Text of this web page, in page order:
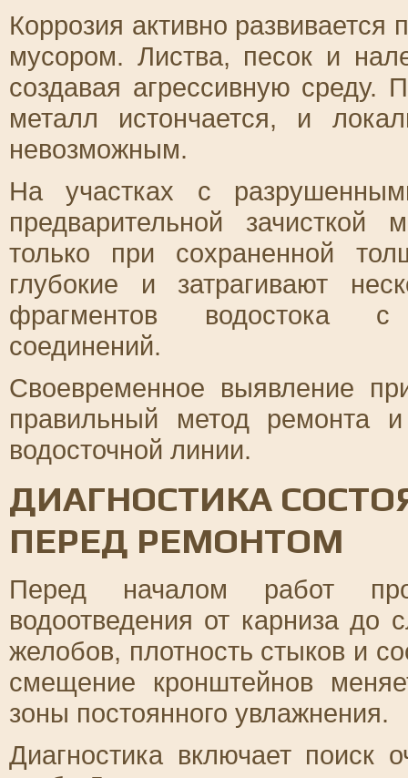
Коррозия активно развивается
мусором. Листва, песок и
создавая агрессивную среду.
металл истончается, и
невозможным.
На участках с
предварительной зачисткой
только при сохраненной
глубокие и затрагивают
фрагментов водостока с
соединений.
Своевременное выявление
правильный метод ремонта и
водосточной линии.
ДИАГНОСТИКА
ПЕРЕД РЕМОНТОМ
Перед началом работ
водоотведения от карниза до
желобов, плотность стыков и
смещение кронштейнов
зоны постоянного увлажнения.
Диагностика включает поиск